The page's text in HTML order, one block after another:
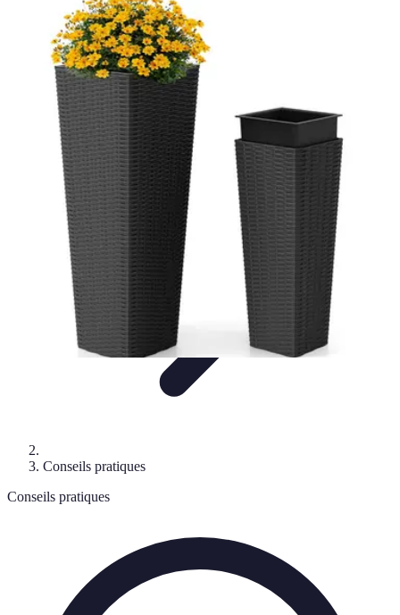
Jardinage Petits Espaces
Plantes adaptéesEquipementAménagement
pratiques
Jardinage Petits Espaces
Conseils pratiques
Conseils pratiques